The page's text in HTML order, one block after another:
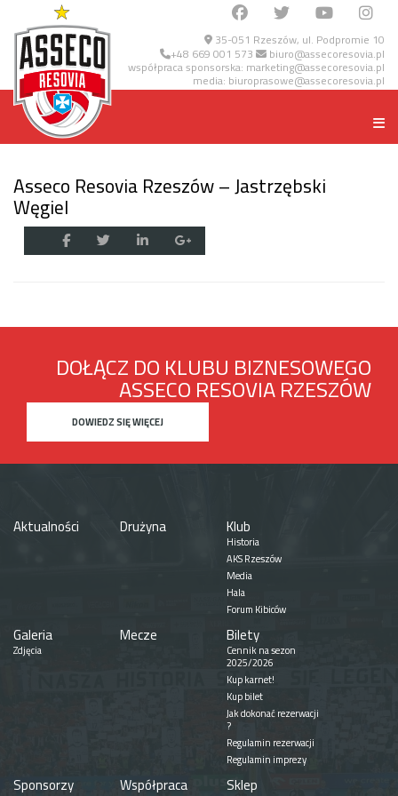
35-051 Rzeszów, ul. Podpromie 10
+48 669 001 573 biuro@assecoresovia.pl
współpraca sponsorska: marketing@assecoresovia.pl
media: biuroprasowe@assecoresovia.pl
Asseco Resovia Rzeszów – Jastrzębski
Węgiel
DOŁĄCZ DO KLUBU BIZNESOWEGO
ASSECO RESOVIA RZESZÓW
DOWIEDZ SIĘ WIĘCEJ
Aktualności Drużyna Klub
Historia
AKS Rzeszów
Media
Hala
Forum Kibiców
Galeria
Zdjęcia
Mecze Bilety
Cennik na sezon
2025/2026
Kup karnet!
Kup bilet
Jak dokonać rezerwacji
?
Regulamin rezerwacji
Regulamin imprezy
Sponsorzy Współpraca Sklep